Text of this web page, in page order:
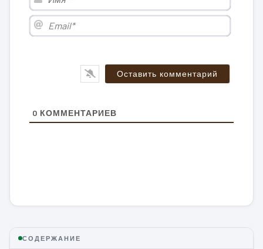
Email*
0 КОММЕНТАРИЕВ
СОДЕРЖАНИЕ